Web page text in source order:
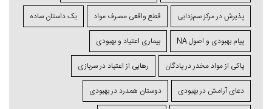
پذیرش در مرکز سم‌زدایی قطع واقعی مصرف مواد یک داستان ساده
پیام بهبودی و اصول NA بیماری اعتیاد و بهبودی
پاکی از مواد مخدر در پادگان رهایی از اعتیاد در سربازی
دعای آرامش در بهبودی دوستان همدرد در بهبودی